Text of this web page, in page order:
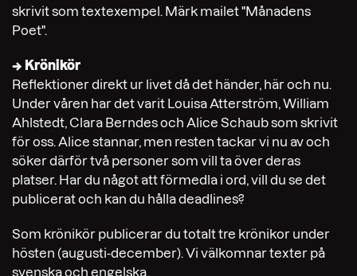
skrivit som textexempel. Märk mailet "Månadens
Poet".
→ Krönikör
Reflektioner direkt ur livet då det händer, här och nu.
Under våren har det varit Louisa Atterström, William
Ahlstedt, Clara Berndes och Alice Schaub som skrivit
för oss. Alice stannar, men resten tackar vi nu av och
söker därför två personer som vill ta över deras
platser. Har du något att förmedla i ord, vill du se det
publicerat och kan du hålla deadlines?
Som krönikör publicerar du totalt tre krönikor under
hösten (augusti-december). Vi välkomnar texter på
svenska och engelska.